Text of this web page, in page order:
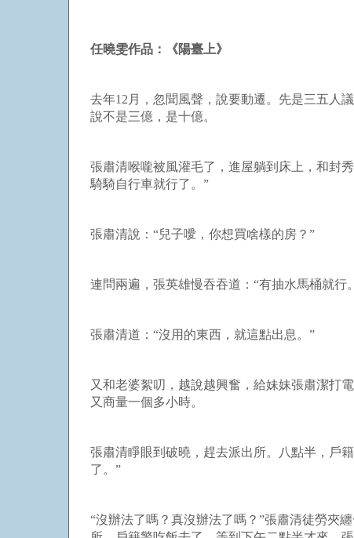
任曉雯作品：《陽臺上》
去年12 月，忽聞風聲，說要動遷。先是三五人
說不是三億，是十億。
張肅清喉嚨被風灌毛了，進屋躺到床上，和封
騎騎自行車就行了。”
張肅清說：“兒子噯，你想買啥樣的房？”
連問兩遍，張英雄慢吞吞道：“有抽水馬桶就行
張肅清道：“沒用的東西，就這點出息。”
又和老婆絮叨，越說越興奮，給妹妹張肅潔打
又商量一個多小時。
張肅清睜眼到破曉，趕去派出所。八點半，戶
了。”
“沒辦法了嗎？真沒辦法了嗎？”張肅清徒勞夾